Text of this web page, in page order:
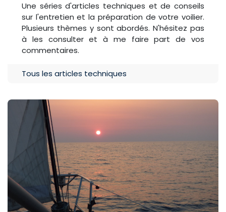
Une séries d'articles techniques et de conseils
sur l'entretien et la préparation de votre voilier.
Plusieurs thèmes y sont abordés. N'hésitez pas
à les consulter et à me faire part de vos
commentaires.
Tous les articles techniques